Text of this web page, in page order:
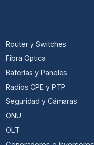
Router y Switches
Fibra Optica
Baterías y Paneles
Radios CPE y PTP
Seguridad y Cámaras
ONU
OLT